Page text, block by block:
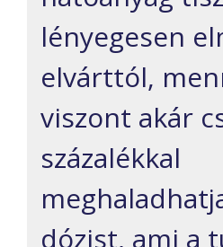
lényegesen
elvárttól,
viszont akár
százalékkal
dózist, ami a